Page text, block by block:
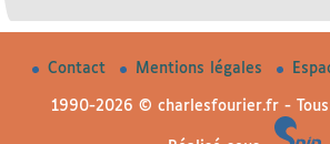
Contact Mentions légales
1990-2026 © charlesfourier.fr -